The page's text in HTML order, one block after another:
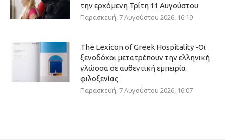
την ερχόμενη Τρίτη 11 Αυγούστου
Παρασκευή, 7 Αυγούστου 2026, 16:19
The Lexicon of Greek Hospitality -Οι
ξενοδόχοι μετατρέπουν την ελληνική
γλώσσα σε αυθεντική εμπειρία
φιλοξενίας
Παρασκευή, 7 Αυγούστου 2026, 16:07